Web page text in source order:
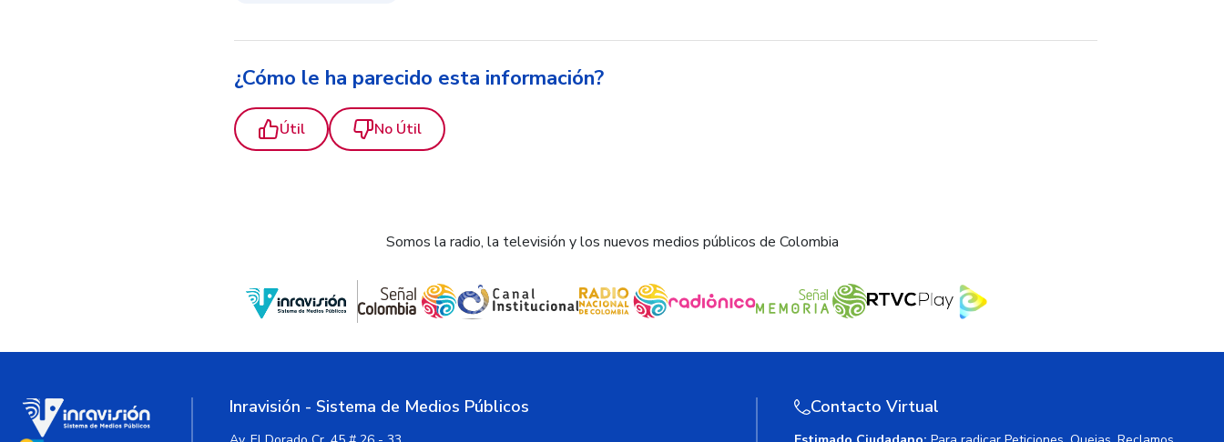
¿Cómo le ha parecido esta información?
Útil No Útil
Somos la radio, la televisión y los nuevos medios públicos de Colombia
Inravisión - Sistema de Medios Públicos Contacto Virtual